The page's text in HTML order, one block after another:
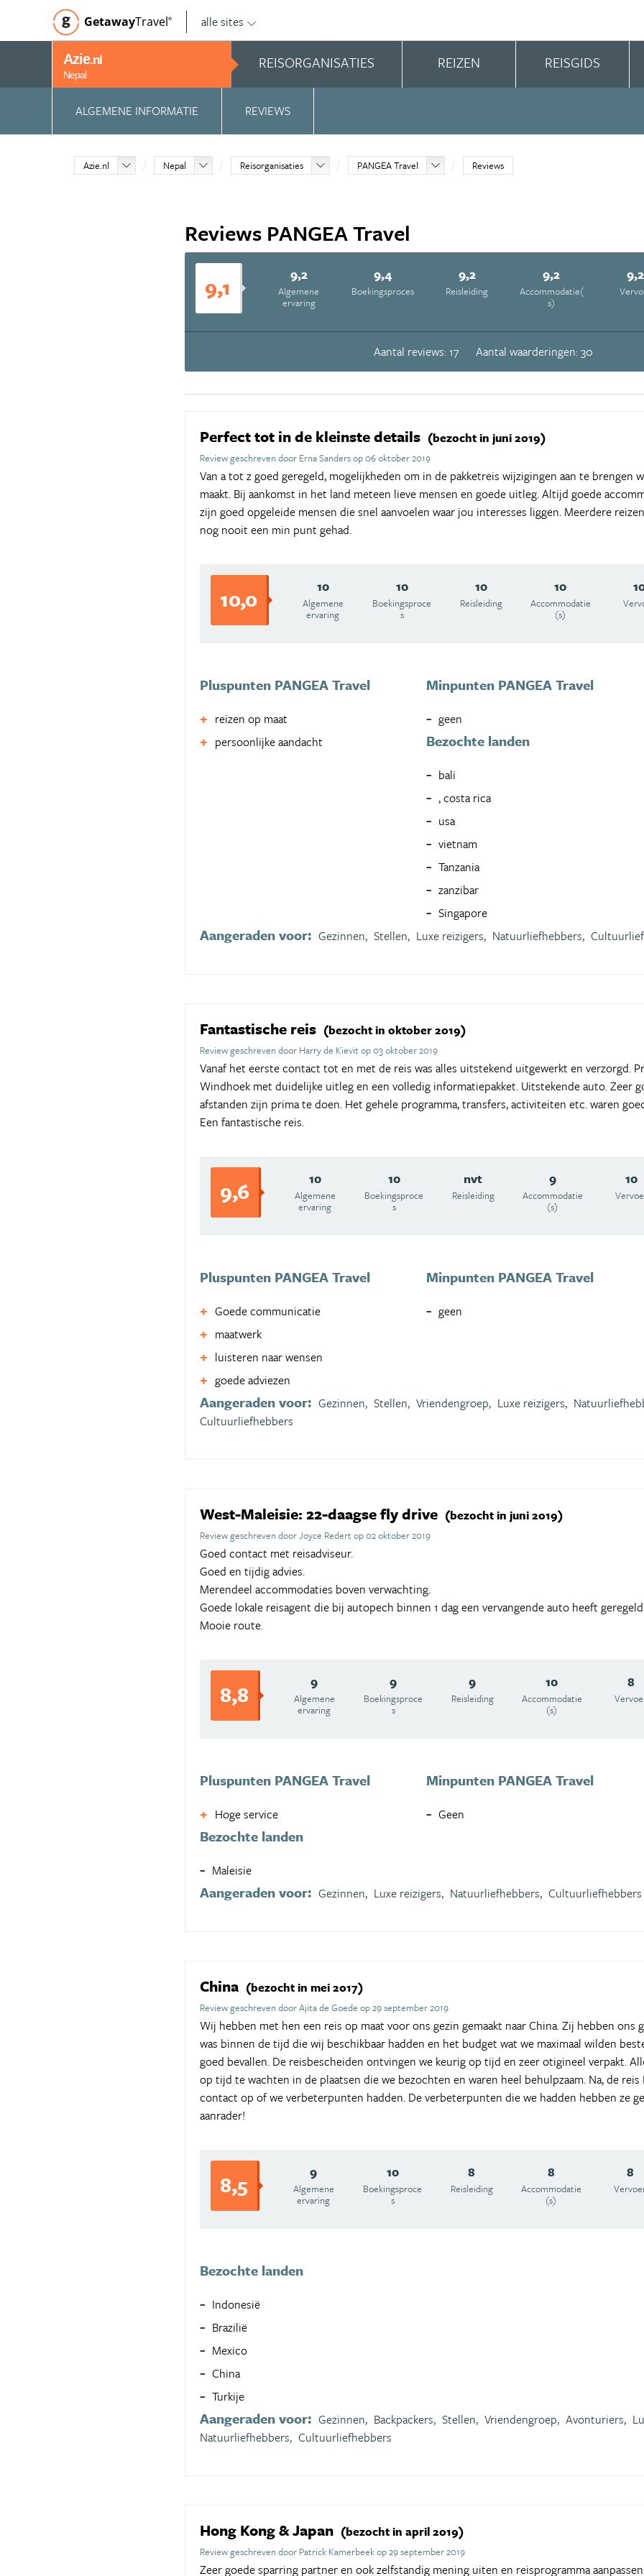
GetawayTravel© alle sites
Azie.nl
Nepal
REISORGANISATIES REIZEN REISGIDS
ALGEMENE INFORMATIE REVIEWS
Azie.nl Nepal Reisorganisaties PANGEA Travel Reviews
Reviews PANGEA Travel
9,1 9,2
Algemene
ervaring
9,4
Boekingsproces
9,2
Reisleiding
9,2
Accommodatie(
s)
9,2
Aantal reviews: 17 Aantal waarderingen: 30
Perfect tot in de kleinste details (bezocht in juni 2019)
Review geschreven door Erna Sanders op 06 oktober 2019
Van a tot z goed geregeld, mogelijkheden om in de pakketreis wijzigingen aan te brengen
maakt. Bij aankomst in het land meteen lieve mensen en goede uitleg. Altijd goede
zijn goed opgeleide mensen die snel aanvoelen waar jou interesses liggen. Meerdere
nog nooit een min punt gehad.
10,0 10
Algemene
ervaring
10
Boekingsproce
s
10
Reisleiding
10
Accommodatie
(s)
Pluspunten PANGEA Travel
reizen op maat
persoonlijke aandacht
Minpunten PANGEA Travel
geen
Bezochte landen
bali
, costa rica
usa
vietnam
Tanzania
zanzibar
Singapore
Aangeraden voor: Gezinnen, Stellen, Luxe reizigers, Natuurliefhebbers,
Fantastische reis (bezocht in oktober 2019)
Review geschreven door Harry de Kievit op 03 oktober 2019
Vanaf het eerste contact tot en met de reis was alles uitstekend uitgewerkt en verzorgd.
Windhoek met duidelijke uitleg en een volledig informatiepakket. Uitstekende auto. Zeer
afstanden zijn prima te doen. Het gehele programma, transfers, activiteiten etc. waren
Een fantastische reis.
9,6 10
Algemene
ervaring
10
Boekingsproce
s
nvt
Reisleiding
9
Accommodatie
(s)
10
Pluspunten PANGEA Travel
Goede communicatie
maatwerk
luisteren naar wensen
goede adviezen
Minpunten PANGEA Travel
geen
Aangeraden voor: Gezinnen, Stellen, Vriendengroep, Luxe reizigers,
Cultuurliefhebbers
West-Maleisie: 22-daagse fly drive (bezocht in juni 2019)
Review geschreven door Joyce Redert op 02 oktober 2019
Goed contact met reisadviseur.
Goed en tijdig advies.
Merendeel accommodaties boven verwachting.
Goede lokale reisagent die bij autopech binnen 1 dag een vervangende auto heeft
Mooie route.
8,8 9
Algemene
ervaring
9
Boekingsproce
s
9
Reisleiding
10
Accommodatie
(s)
8
Pluspunten PANGEA Travel
Hoge service
Minpunten PANGEA Travel
Geen
Bezochte landen
Maleisie
Aangeraden voor: Gezinnen, Luxe reizigers, Natuurliefhebbers, Cultuurliefhebbers
China (bezocht in mei 2017)
Review geschreven door Ajita de Goede op 29 september 2019
Wij hebben met hen een reis op maat voor ons gezin gemaakt naar China. Zij hebben ons
was binnen de tijd die wij beschikbaar hadden en het budget wat we maximaal wilden
goed bevallen. De reisbescheiden ontvingen we keurig op tijd en zeer otigineel verpakt.
op tijd te wachten in de plaatsen die we bezochten en waren heel behulpzaam. Na, de reis
contact op of we verbeterpunten hadden. De verbeterpunten die we hadden hebben ze
aanrader!
8,5 9
Algemene
ervaring
10
Boekingsproce
s
8
Reisleiding
8
Accommodatie
(s)
8
Bezochte landen
Indonesië
Brazilië
Mexico
China
Turkije
Aangeraden voor: Gezinnen, Backpackers, Stellen, Vriendengroep, Avonturiers,
Natuurliefhebbers, Cultuurliefhebbers
Hong Kong & Japan (bezocht in april 2019)
Review geschreven door Patrick Kamerbeek op 29 september 2019
Zeer goede sparring partner en ook zelfstandig mening uiten en reisprogramma